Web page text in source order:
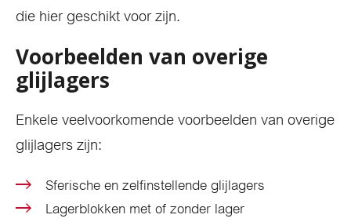
die hier geschikt voor zijn.
Voorbeelden van overige
glijlagers
Enkele veelvoorkomende voorbeelden van overige
glijlagers zijn:
Sferische en zelfinstellende glijlagers
Lagerblokken met of zonder lager